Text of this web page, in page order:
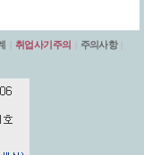
취업사기주의 주의사항